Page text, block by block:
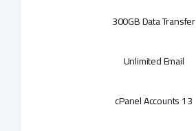
300GB Data Transfer
Unlimited Email
13 cPanel Accounts